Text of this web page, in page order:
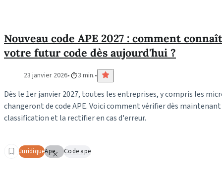
Nouveau code APE 2027 : comment
votre futur code dès aujourd'hui ?
23 janvier 2026 3 min.
Dès le 1er janvier 2027, toutes les entreprises, y compris les
changeront de code APE. Voici comment vérifier dès
classification et la rectifier en cas d'erreur.
JuridiqueApe Code ape